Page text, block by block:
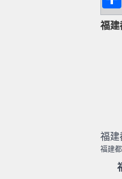
福建
福建
福建